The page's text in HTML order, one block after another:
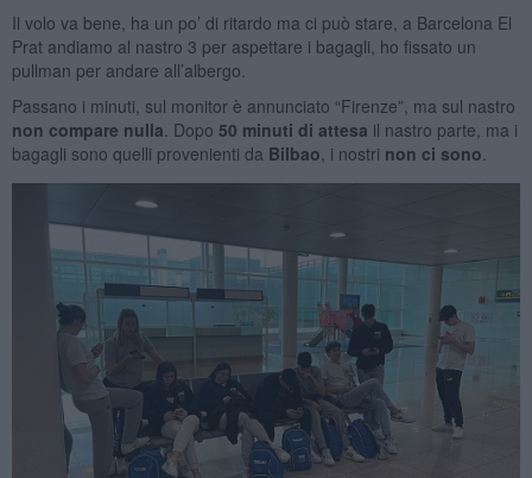
Il volo va bene, ha un po’ di ritardo ma ci può stare, a Barcelona El
Prat andiamo al nastro 3 per aspettare i bagagli, ho fissato un
pullman per andare all’albergo.
Passano i minuti, sul monitor è annunciato “Firenze”, ma sul nastro
non compare nulla . Dopo 50 minuti di attesa il nastro parte, ma i
bagagli sono quelli provenienti da Bilbao , i nostri non ci sono